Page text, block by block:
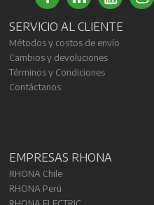
SERVICIO AL CLIENTE
Métodos y costos de envío
Cambios y devoluciones
Términos y Condiciones
Contáctanos
EMPRESAS RHONA
RHONA Chile
RHONA Perú